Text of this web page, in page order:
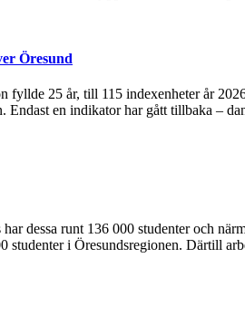
Öresund
25 år, till 115 indexenheter år
en indikator har gått tillbaka –
dessa runt 136 000 studenter och
i Öresundsregionen. Därtill